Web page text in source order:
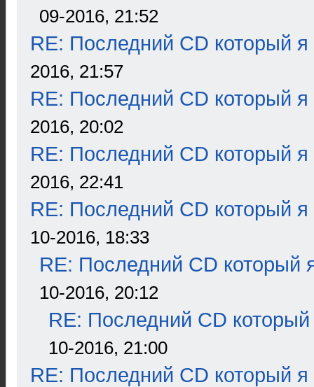
09-2016, 21:52
RE: Последний CD который я
2016, 21:57
RE: Последний CD который я
2016, 20:02
RE: Последний CD который я
2016, 22:41
RE: Последний CD который я
10-2016, 18:33
RE: Последний CD который
10-2016, 20:12
RE: Последний CD который
10-2016, 21:00
RE: Последний CD который я